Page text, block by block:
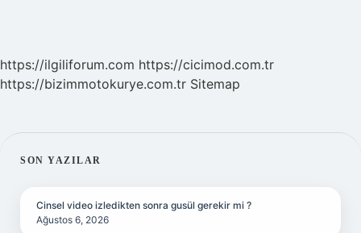
https://ilgiliforum.com https://cicimod.com.tr
https://bizimmotokurye.com.tr Sitemap
SIDEBAR
SON YAZILAR
Cinsel video izledikten sonra gusül gerekir mi ?
Ağustos 6, 2026